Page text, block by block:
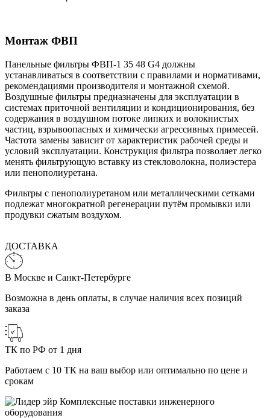
Монтаж ФВП
Панельные фильтры ФВП-1 35 48 G4 должны
устанавливаться в соответствии с правилами и нормативами,
рекомендациями производителя и монтажной схемой.
Воздушные фильтры предназначены для эксплуатации в
системах приточной вентиляции и кондиционирования, без
содержания в воздушном потоке липких и волокнистых
частиц, взрывоопасных и химически агрессивных примесей.
Частота замены зависит от характеристик рабочей среды и
условий эксплуатации. Конструкция фильтра позволяет легко
менять фильтрующую вставку из стекловолокна, полиэстера
или пенополиуретана.
Фильтры с пенополиуретаном или металлическими сетками
подлежат многократной регенерации путём промывки или
продувки сжатым воздухом.
ДОСТАВКА
В Москве и Санкт-Петербурге
Возможна в день оплаты, в случае наличия всех позиций
заказа
ТК по РФ от 1 дня
Работаем с 10 ТК на ваш выбор или оптимально по цене и
срокам
Комплексные поставки инженерного
оборудования